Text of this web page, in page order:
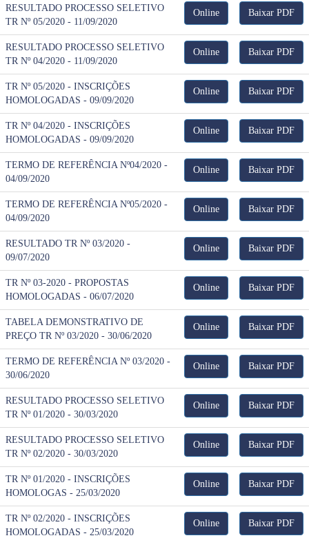
RESULTADO PROCESSO SELETIVO
TR Nº 05/2020 - 11/09/2020
Online Baixar PDF
RESULTADO PROCESSO SELETIVO
TR Nº 04/2020 - 11/09/2020
Online Baixar PDF
TR Nº 05/2020 - INSCRIÇÕES
HOMOLOGADAS - 09/09/2020
Online Baixar PDF
TR Nº 04/2020 - INSCRIÇÕES
HOMOLOGADAS - 09/09/2020
Online Baixar PDF
TERMO DE REFERÊNCIA Nº04/2020 -
04/09/2020
Online Baixar PDF
TERMO DE REFERÊNCIA Nº05/2020 -
04/09/2020
Online Baixar PDF
RESULTADO TR Nº 03/2020 -
09/07/2020
Online Baixar PDF
TR Nº 03-2020 - PROPOSTAS
HOMOLOGADAS - 06/07/2020
Online Baixar PDF
TABELA DEMONSTRATIVO DE
PREÇO TR Nº 03/2020 - 30/06/2020
Online Baixar PDF
TERMO DE REFERÊNCIA Nº 03/2020 -
30/06/2020
Online Baixar PDF
RESULTADO PROCESSO SELETIVO
TR Nº 01/2020 - 30/03/2020
Online Baixar PDF
RESULTADO PROCESSO SELETIVO
TR Nº 02/2020 - 30/03/2020
Online Baixar PDF
TR Nº 01/2020 - INSCRIÇÕES
HOMOLOGAS - 25/03/2020
Online Baixar PDF
TR Nº 02/2020 - INSCRIÇÕES
HOMOLOGADAS - 25/03/2020
Online Baixar PDF